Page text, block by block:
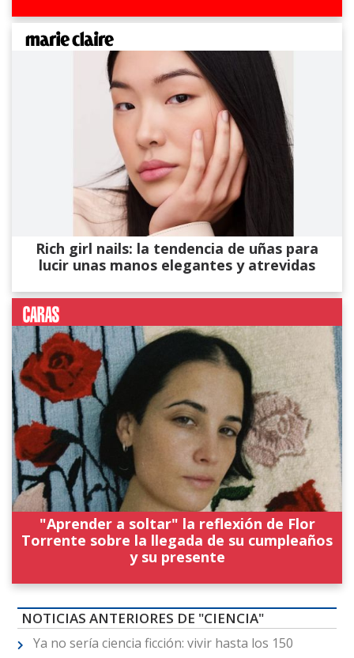
Rich girl nails: la tendencia de uñas para
lucir unas manos elegantes y atrevidas
"Aprender a soltar" la reflexión de Flor
Torrente sobre la llegada de su cumpleaños
y su presente
NOTICIAS ANTERIORES DE "CIENCIA"
Ya no sería ciencia ficción: vivir hasta los 150